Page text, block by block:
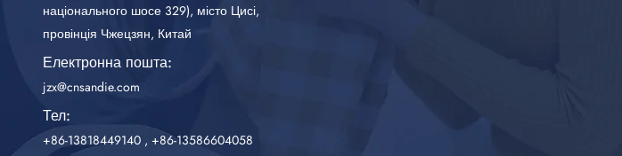
національного шосе 329), місто Цисі,
провінція Чжецзян, Китай
Електронна пошта:
jzx@cnsandie.com
Тел:
+86-13818449140 , +86-13586604058